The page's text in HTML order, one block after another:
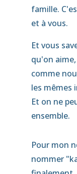
famille.
et à vous.
Et vous
qu'on
comme
les mêmes
Et on ne
ensemble.
Pour mon
nommer